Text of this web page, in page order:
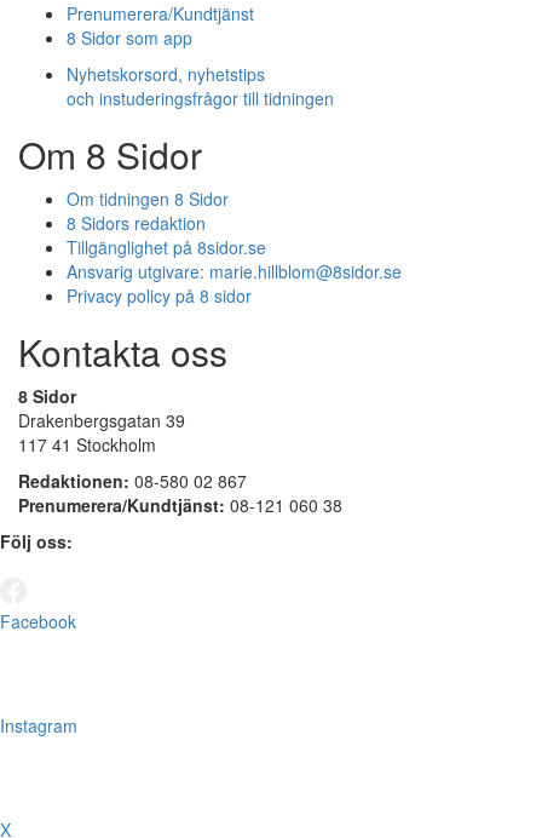
Prenumerera/Kundtjänst
8 Sidor som app
Nyhetskorsord, nyhetstips
och instuderingsfrågor till tidningen
Om 8 Sidor
Om tidningen 8 Sidor
8 Sidors redaktion
Tillgänglighet på 8sidor.se
Ansvarig utgivare: marie.hillblom@8sidor.se
Privacy policy på 8 sidor
Kontakta oss
8 Sidor
Drakenbergsgatan 39
117 41 Stockholm
Redaktionen: 08-580 02 867
Prenumerera/Kundtjänst: 08-121 060 38
Följ oss:
Facebook
Instagram
X